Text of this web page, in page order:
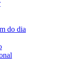
do dia